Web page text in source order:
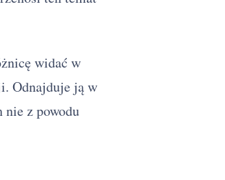
widać w
Odnajduje ją w
z powodu